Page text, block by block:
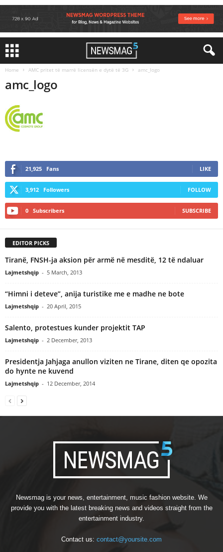
Home AMC pritet të marrë licensën e dytë të 3G amc_logo
amc_logo
21,925 Fans LIKE
3,912 Followers FOLLOW
0 Subscribers SUBSCRIBE
EDITOR PICKS
Tiranë, FNSH-ja aksion për armë në mesditë, 12 të ndaluar
Lajmetshqip - 5 March, 2013
“Himni i deteve”, anija turistike me e madhe ne bote
Lajmetshqip - 20 April, 2015
Salento, protestues kunder projektit TAP
Lajmetshqip - 2 December, 2013
Presidentja Jahjaga anullon viziten ne Tirane, diten qe opozita
do hynte ne kuvend
Lajmetshqip - 12 December, 2014
Newsmag is your news, entertainment, music fashion website. We
provide you with the latest breaking news and videos straight from the
entertainment industry.
Contact us: contact@yoursite.com